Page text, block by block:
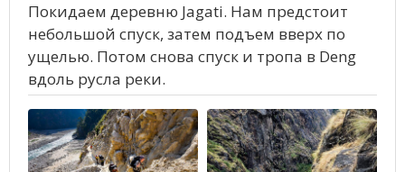
Покидаем деревню Jagati. Нам предстоит
небольшой спуск, затем подъем вверх по
ущелью. Потом снова спуск и тропа в Deng
вдоль русла реки.